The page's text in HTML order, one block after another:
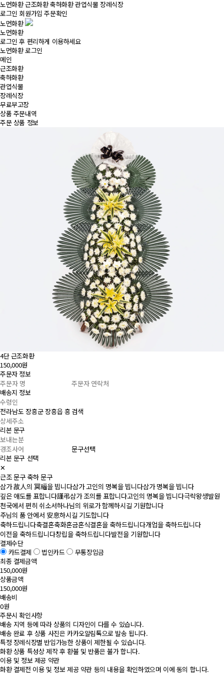
노먼화환근조화환축하화환관엽식물 장례식장
로그인 회원가입 주문확인
노먼화환
노먼화환
로그인 후 편리하게 이용하세요
노먼화환 로그인
메인
근조화환
축하화환
관엽식물
장례식장
무료부고장
상품 주문내역
주문 상품 정보
4단 근조화환
150,000원
주문자 정보
배송지 정보
검색
리본 문구
문구선택
리본 문구 선택
✕
근조 문구 축하 문구
삼가 故人의 冥福을 빕니다삼가 고인의 명복을 빕니다삼가 명복을 빕니다
깊은 애도를 표합니다謹弔삼가 조의를 표합니다고인의 명복을 빕니다극락왕생발원
천국에서 편히 쉬소서하나님의 위로가 함께하시길 기원합니다
주님의 품 안에서 安息하시길 기도합니다
축하드립니다축결혼축화혼금혼식결혼을 축하드립니다개업을 축하드립니다
이전을 축하드립니다창립을 축하드립니다발전을 기원합니다
결제수단
카드결제
법인카드
무통장입금
최종 결제금액
150,000원
상품금액
150,000원
배송비
0원
주문시 확인사항
배송 지역 등에 따라 상품의 디자인이 다를 수 있습니다.
배송 완료 후 상품 사진은 카카오알림톡으로 발송 됩니다.
특정 장례식장별 반입가능한 상품이 제한될 수 있습니다.
화환 상품 특성상 제작 후 환불 및 반품은 불가 합니다.
이용 및 정보 제공 약관
화환 결제전 이용 및 정보 제공 약관 등의 내용을 확인하였으며 이에 동의 합니다.